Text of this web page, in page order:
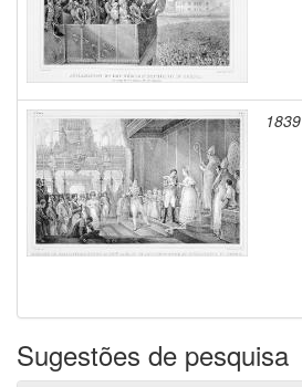
1839
Sugestões de pesquisa